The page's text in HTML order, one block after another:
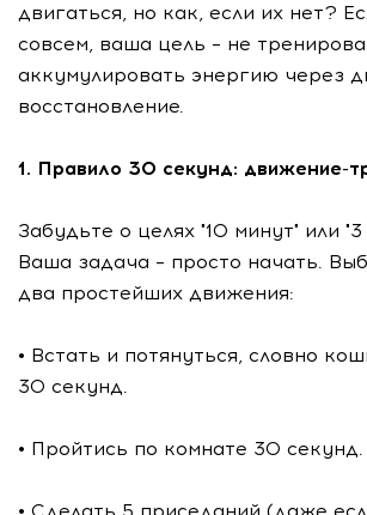
двигаться, но как, если их нет?
совсем, ваша цель – не
аккумулировать энергию через
восстановление.
1. Правило 30 секунд: движение-
Забудьте о целях "10 минут" или
Ваша задача – просто начать.
два простейших движения:
• Встать и потянуться, словно
30 секунд.
• Пройтись по комнате 30 секунд.